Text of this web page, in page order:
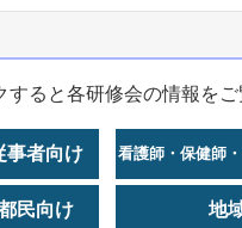
ると各研修会の情報をご
事者向け 看護師・保健師
民向け 地